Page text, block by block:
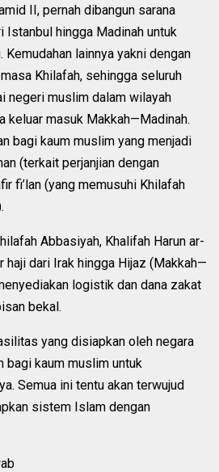
II, pernah dibangun sarana
hingga Madinah untuk
Kemudahan lainnya yakni dengan
Khilafah, sehingga seluruh
negeri muslim dalam wilayah
keluar masuk Makkah—Madinah.
bagi kaum muslim yang menjadi
(terkait perjanjian dengan
fi’lan (yang memusuhi Khilafah
Abbasiyah, Khalifah Harun ar-
haji dari Irak hingga Hijaz (Makkah—
logistik dan dana zakat
bekal.
yang disiapkan oleh negara
bagi kaum muslim untuk
Semua ini tentu akan terwujud
sistem Islam dengan